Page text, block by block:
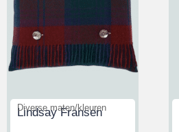
Lindsay Fransen
Diverse maten/kleuren